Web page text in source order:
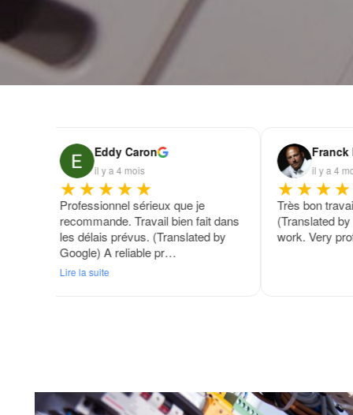
Eddy Caron
il y a 4 mois
★★★★★
Professionnel sérieux que je
recommande. Travail bien fait dans
les délais prévus. (Translated by
Google) A reliable pr…
Lire la suite
Franck
il y a 4
Très bon
(Translated
work. Very